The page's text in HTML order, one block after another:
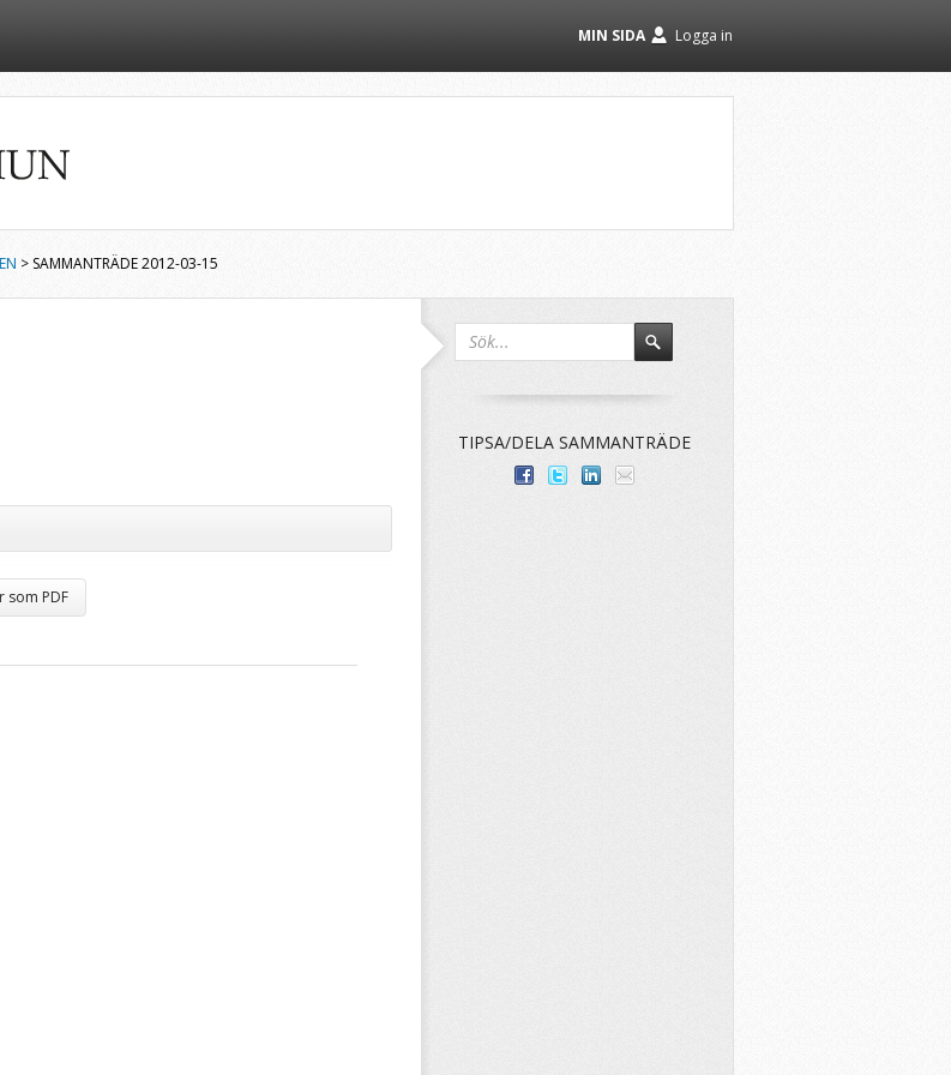
Logga in
MIN SIDA
> SAMMANTRÄDE 2012-03-15
som PDF
TIPSA/DELA SAMMANTRÄDE